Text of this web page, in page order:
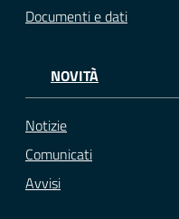
Documenti e dati
NOVITÀ
Notizie
Comunicati
Avvisi